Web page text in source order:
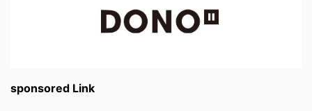
sponsored Link